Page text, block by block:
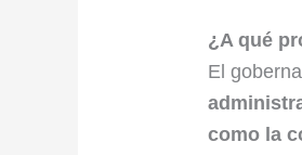
¿A qué
El
como la